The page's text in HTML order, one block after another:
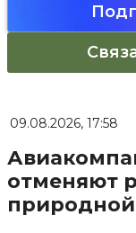
09.08.2026, 17:58
отменяют